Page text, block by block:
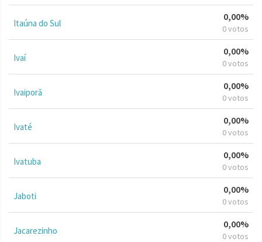
Itaúna do Sul
0,00%
0 votos
Ivaí
0,00%
0 votos
Ivaiporã
0,00%
0 votos
Ivaté
0,00%
0 votos
Ivatuba
0,00%
0 votos
Jaboti
0,00%
0 votos
Jacarezinho
0,00%
0 votos